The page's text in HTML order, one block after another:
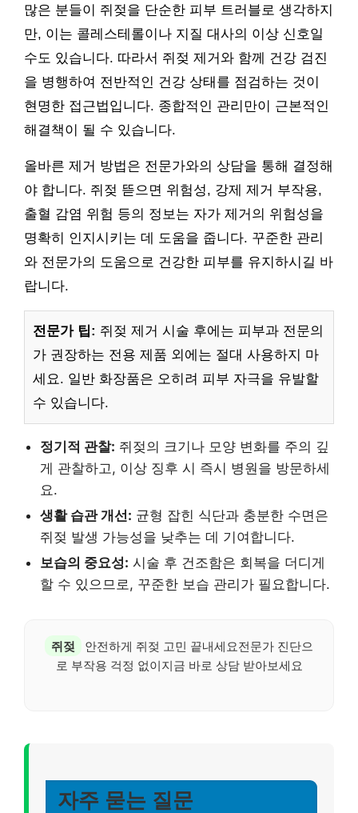
많은 분들이 쥐젖을 단순한 피부 트러블로 생각하지
만, 이는 콜레스테롤이나 지질 대사의 이상 신호일
수도 있습니다. 따라서 쥐젖 제거와 함께 건강 검진
을 병행하여 전반적인 건강 상태를 점검하는 것이
현명한 접근법입니다. 종합적인 관리만이 근본적인
해결책이 될 수 있습니다.
올바른 제거 방법은 전문가와의 상담을 통해 결정해
야 합니다. 쥐젖 뜯으면 위험성, 강제 제거 부작용,
출혈 감염 위험 등의 정보는 자가 제거의 위험성을
명확히 인지시키는 데 도움을 줍니다. 꾸준한 관리
와 전문가의 도움으로 건강한 피부를 유지하시길 바
랍니다.
전문가 팁: 쥐젖 제거 시술 후에는 피부과 전문의
가 권장하는 전용 제품 외에는 절대 사용하지 마
세요. 일반 화장품은 오히려 피부 자극을 유발할
수 있습니다.
정기적 관찰: 쥐젖의 크기나 모양 변화를 주의 깊
게 관찰하고, 이상 징후 시 즉시 병원을 방문하세
요.
생활 습관 개선: 균형 잡힌 식단과 충분한 수면은
쥐젖 발생 가능성을 낮추는 데 기여합니다.
보습의 중요성: 시술 후 건조함은 회복을 더디게
할 수 있으므로, 꾸준한 보습 관리가 필요합니다.
쥐젖
안전하게 쥐젖 고민 끝내세요전문가 진단으
로 부작용 걱정 없이지금 바로 상담 받아보세요
자주 묻는 질문